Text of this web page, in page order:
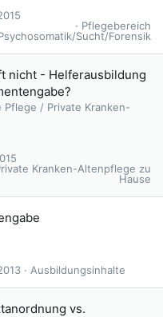
r
t
Pflegebereich
Sucht/Forensik
nicht - Helferausbildung
Pflege / Private Kranken-
Kranken-Altenpflege zu
Hause
Ausbildungsinhalte
vs.